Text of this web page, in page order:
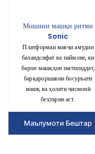
Мошини машқи ритми
Sonic
Платформаи мавҷи амудии
баландсифат ва паймоне, ки
барои машқҳои пастшиддат,
барқароршавии босуръати
машқ ва ҳолати ҷисмонӣ
беҳтарин аст.
Маълумоти Бештар